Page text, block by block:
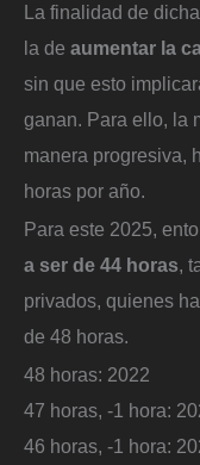
La finalidad de
la de aumentar la
sin que esto
ganan. Para ello, la
manera progresiva,
horas por año.
Para este 2025,
a ser de 44 horas,
privados, quienes
de 48 horas.
48 horas: 2022
47 horas, -1 hora:
46 horas, -1 hora: